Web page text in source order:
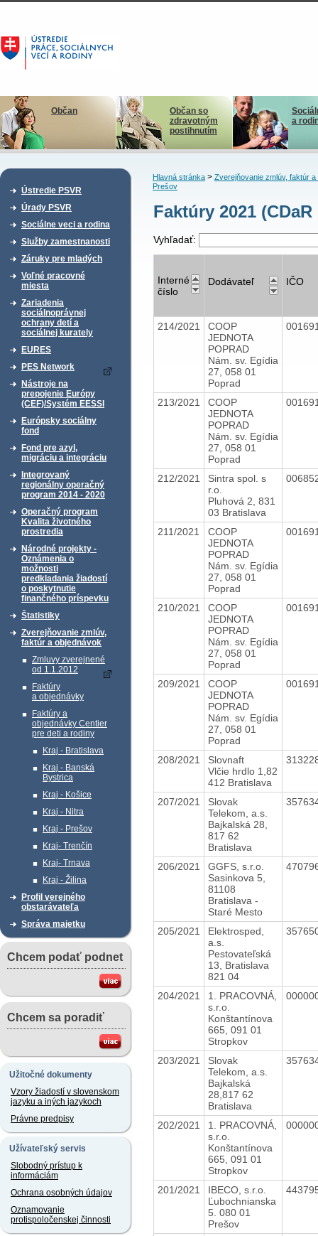
Občan
Občan so
zdravotným
postihnutím
a
Ústredie PSVR
Úrady PSVR
Sociálne veci a rodina
Služby zamestnanosti
Záruky pre mladých
Voľné pracovné
miesta
Zariadenia
sociálnoprávnej
ochrany detí a
sociálnej kurately
EURES
PES Network
Nástroje na
prepojenie Európy
(CEF)/Systém EESSI
Európsky sociálny
fond
Fond pre azyl,
migráciu a integráciu
Integrovaný
regionálny operačný
program 2014 - 2020
Operačný program
Kvalita životného
prostredia
Národné projekty -
Oznámenia o
možnosti
predkladania žiadostí
o poskytnutie
finančného príspevku
Štatistiky
Zverejňovanie zmlúv,
faktúr a objednávok
Zmluvy zverejnené
od 1.1.2012
Faktúry
a objednávky
Faktúry a
objednávky Centier
pre deti a rodiny
Kraj - Bratislava
Kraj - Banská
Bystrica
Kraj - Košice
Kraj - Nitra
Kraj - Prešov
Kraj- Trenčín
Kraj- Trnava
Kraj - Žilina
Profil verejného
obstarávateľa
Správa majetku
Chcem podať podnet
Chcem sa poradiť
Užitočné dokumenty
Vzory žiadostí v slovenskom
jazyku a iných jazykoch
Právne predpisy
Užívateľský servis
Slobodný prístup k
informáciám
Ochrana osobných údajov
Oznamovanie
protispoločenskej činnosti
Hlavná stránka> Zverejňovanie zmlúv, faktúr a
Prešov
Faktúry 2021
Vyhľadať:
Interné
číslo
Dodávateľ IČO
214/2021
COOP
JEDNOTA
POPRAD
Nám. sv. Egídia
27, 058 01
Poprad
213/2021
COOP
JEDNOTA
POPRAD
Nám. sv. Egídia
27, 058 01
Poprad
212/2021
Sintra spol. s
r.o.
Pluhová 2, 831
03 Bratislava
211/2021
COOP
JEDNOTA
POPRAD
Nám. sv. Egídia
27, 058 01
Poprad
210/2021
COOP
JEDNOTA
POPRAD
Nám. sv. Egídia
27, 058 01
Poprad
209/2021
COOP
JEDNOTA
POPRAD
Nám. sv. Egídia
27, 058 01
Poprad
208/2021
Slovnaft
Vlčie hrdlo 1,82
412 Bratislava
207/2021
Slovak
Telekom, a.s.
Bajkalská 28,
817 62
Bratislava
206/2021
GGFS, s.r.o.
Sasinkova 5,
81108
Bratislava -
Staré Mesto
205/2021
Elektrosped,
a.s.
Pestovateľská
13, Bratislava
821 04
204/2021
1. PRACOVNÁ,
s.r.o.
Konštantínova
665, 091 01
Stropkov
203/2021
Slovak
Telekom, a.s.
Bajkalská
28,817 62
Bratislava
202/2021
1. PRACOVNÁ,
s.r.o.
Konštantínova
665, 091 01
Stropkov
201/2021
IBECO, s.r.o.
Ľubochnianska
5. 080 01
Prešov